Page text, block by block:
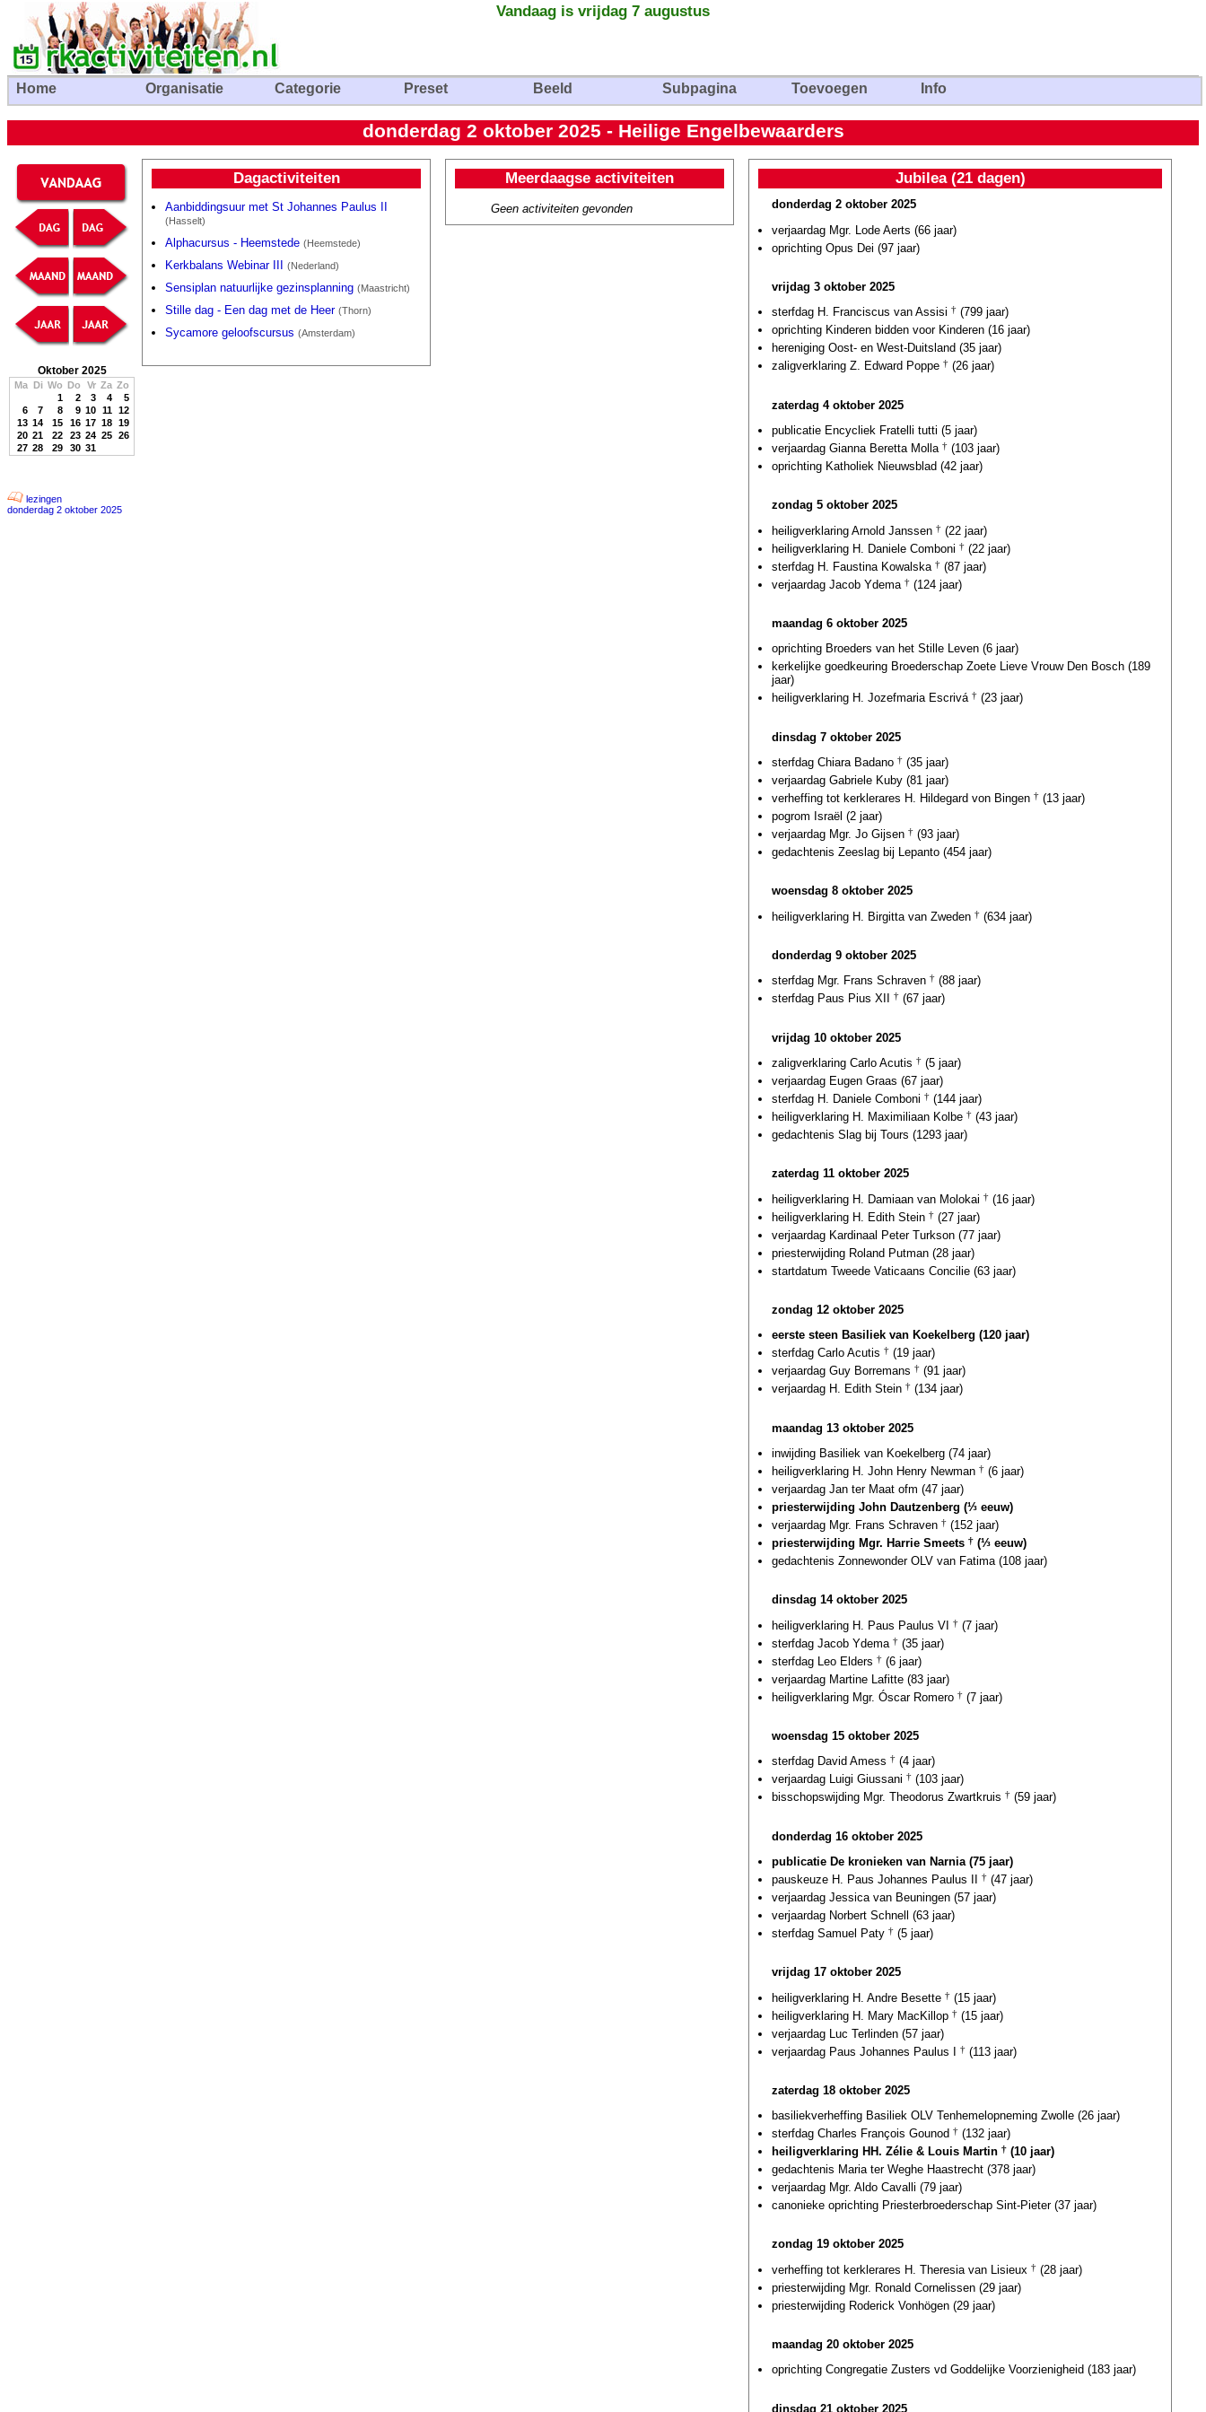
Vandaag is vrijdag 7 augustus
Home Organisatie Categorie Preset Beeld Subpagina Toevoegen Info
donderdag 2 oktober 2025 - Heilige Engelbewaarders
Oktober 2025
Ma Di Wo Do Vr Za Zo
1
2 3 4
5
6
7 8 9 10 11 12
13 14 15 16 17 18 19
20 21 22 23 24 25 26
27 28 29 30 31
lezingen
donderdag 2 oktober 2025
Dagactiviteiten
Aanbiddingsuur met St Johannes Paulus II
(Hasselt)
Alphacursus - Heemstede (Heemstede)
Kerkbalans Webinar III (Nederland)
Sensiplan natuurlijke gezinsplanning (Maastricht)
Stille dag - Een dag met de Heer (Thorn)
Sycamore geloofscursus (Amsterdam)
Meerdaagse activiteiten
Geen activiteiten gevonden
Jubilea (21 dagen)
donderdag 2 oktober 2025
verjaardag Mgr. Lode Aerts (66 jaar)
oprichting Opus Dei (97 jaar)
vrijdag 3 oktober 2025
sterfdag H. Franciscus van Assisi † (799 jaar)
oprichting Kinderen bidden voor Kinderen (16 jaar)
hereniging Oost- en West-Duitsland (35 jaar)
zaligverklaring Z. Edward Poppe † (26 jaar)
zaterdag 4 oktober 2025
publicatie Encycliek Fratelli tutti (5 jaar)
verjaardag Gianna Beretta Molla † (103 jaar)
oprichting Katholiek Nieuwsblad (42 jaar)
zondag 5 oktober 2025
heiligverklaring Arnold Janssen † (22 jaar)
heiligverklaring H. Daniele Comboni † (22 jaar)
sterfdag H. Faustina Kowalska † (87 jaar)
verjaardag Jacob Ydema † (124 jaar)
maandag 6 oktober 2025
oprichting Broeders van het Stille Leven (6 jaar)
kerkelijke goedkeuring Broederschap Zoete Lieve Vrouw Den Bosch (189
jaar)
heiligverklaring H. Jozefmaria Escrivá † (23 jaar)
dinsdag 7 oktober 2025
sterfdag Chiara Badano † (35 jaar)
verjaardag Gabriele Kuby (81 jaar)
verheffing tot kerklerares H. Hildegard von Bingen † (13 jaar)
pogrom Israël (2 jaar)
verjaardag Mgr. Jo Gijsen † (93 jaar)
gedachtenis Zeeslag bij Lepanto (454 jaar)
woensdag 8 oktober 2025
heiligverklaring H. Birgitta van Zweden † (634 jaar)
donderdag 9 oktober 2025
sterfdag Mgr. Frans Schraven † (88 jaar)
sterfdag Paus Pius XII
† (67 jaar)
vrijdag 10 oktober 2025
zaligverklaring Carlo Acutis † (5 jaar)
verjaardag Eugen Graas (67 jaar)
sterfdag H. Daniele Comboni † (144 jaar)
heiligverklaring H. Maximiliaan Kolbe † (43 jaar)
gedachtenis Slag bij Tours (1293 jaar)
zaterdag 11 oktober 2025
heiligverklaring H. Damiaan van Molokai † (16 jaar)
heiligverklaring H. Edith Stein † (27 jaar)
verjaardag Kardinaal Peter Turkson (77 jaar)
priesterwijding Roland Putman (28 jaar)
startdatum Tweede Vaticaans Concilie (63 jaar)
zondag 12 oktober 2025
eerste steen Basiliek van Koekelberg (120 jaar)
sterfdag Carlo Acutis † (19 jaar)
verjaardag Guy Borremans † (91 jaar)
verjaardag H. Edith Stein † (134 jaar)
maandag 13 oktober 2025
inwijding Basiliek van Koekelberg (74 jaar)
heiligverklaring H. John Henry Newman † (6 jaar)
verjaardag Jan ter Maat ofm (47 jaar)
priesterwijding John Dautzenberg (⅓ eeuw)
verjaardag Mgr. Frans Schraven † (152 jaar)
priesterwijding Mgr. Harrie Smeets † (⅓ eeuw)
gedachtenis Zonnewonder OLV van Fatima (108 jaar)
dinsdag 14 oktober 2025
heiligverklaring H. Paus Paulus VI † (7 jaar)
sterfdag Jacob Ydema † (35 jaar)
sterfdag Leo Elders † (6 jaar)
verjaardag Martine Lafitte (83 jaar)
heiligverklaring Mgr. Óscar Romero † (7 jaar)
woensdag 15 oktober 2025
sterfdag David Amess † (4 jaar)
verjaardag Luigi Giussani † (103 jaar)
bisschopswijding Mgr. Theodorus Zwartkruis † (59 jaar)
donderdag 16 oktober 2025
publicatie De kronieken van Narnia (75 jaar)
pauskeuze H. Paus Johannes Paulus II
† (47 jaar)
verjaardag Jessica van Beuningen (57 jaar)
verjaardag Norbert Schnell (63 jaar)
sterfdag Samuel Paty † (5 jaar)
vrijdag 17 oktober 2025
heiligverklaring H. Andre Besette † (15 jaar)
heiligverklaring H. Mary MacKillop † (15 jaar)
verjaardag Luc Terlinden (57 jaar)
verjaardag Paus Johannes Paulus I † (113 jaar)
zaterdag 18 oktober 2025
basiliekverheffing Basiliek OLV Tenhemelopneming Zwolle (26 jaar)
sterfdag Charles François Gounod † (132 jaar)
heiligverklaring HH. Zélie & Louis Martin † (10 jaar)
gedachtenis Maria ter Weghe Haastrecht (378 jaar)
verjaardag Mgr. Aldo Cavalli (79 jaar)
canonieke oprichting Priesterbroederschap Sint-Pieter (37 jaar)
zondag 19 oktober 2025
verheffing tot kerklerares H. Theresia van Lisieux † (28 jaar)
priesterwijding Mgr. Ronald Cornelissen (29 jaar)
priesterwijding Roderick Vonhögen (29 jaar)
maandag 20 oktober 2025
oprichting Congregatie Zusters vd Goddelijke Voorzienigheid (183 jaar)
dinsdag 21 oktober 2025